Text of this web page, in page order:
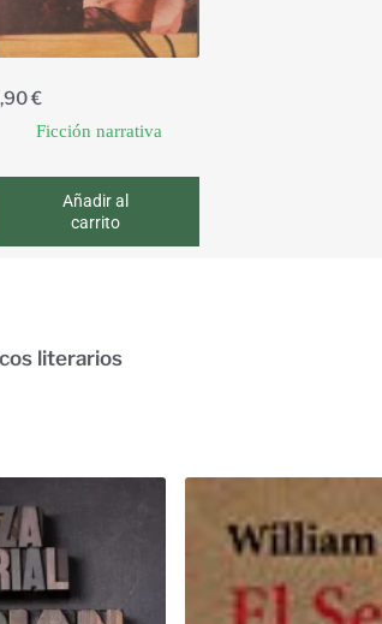
€
Ficción narrativa
Añadir al
carrito
literarios